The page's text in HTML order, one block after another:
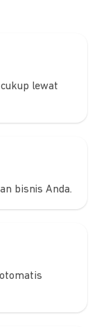
lewat
bisnis Anda.